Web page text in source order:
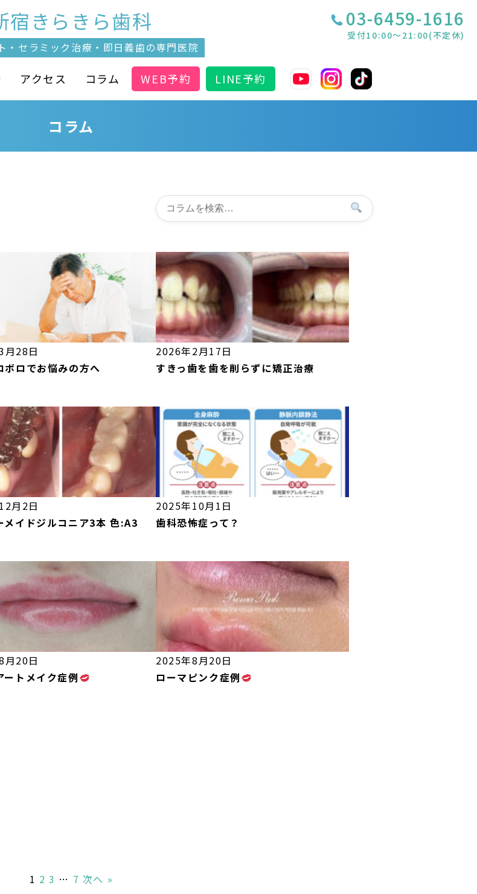
宿きらきら歯科
・セラミック治療・ 即日義歯の専門医院
アクセス コラム WEB予約 LINE予約
03-6459-1616
受付10:00〜21:00(不定休)
コラム
月28日
ボロでお悩みの方へ
2026年2月17日
すきっ歯を歯を削らずに矯正治療
月2日
メイドジルコニア3本 色:A3
2025年10月1日
歯科恐怖症って？
月20日
ートメイク症例
2025年8月20日
ローマピンク症例
1 2 3 … 7 次へ »